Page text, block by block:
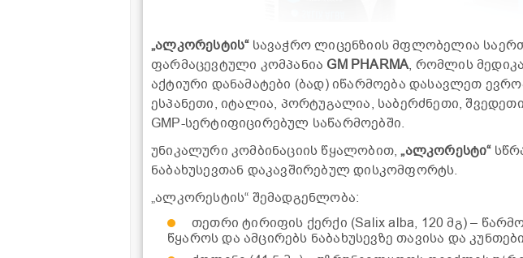
„ალკორესტის“სავაჭრო ლიცენზიის მფლობელია
ფარმაცევტული კომპანია GM PHARMA, რომლის
აქტიური დანამატები (ბად) იწარმოება დასავლეთ
ესპანეთი, იტალია, პორტუგალია, საბერძნეთი,
GMP-სერტიფიცირებულ საწარმოებში.
უნიკალური კომბინაციის წყალობით,„ალკორესტი“
ნაბახუსევთან დაკავშირებულ დისკომფორტს.
„ალკორესტის“ შემადგენლობა:
თეთრი ტირიფის ქერქი (Salix alba, 120 მგ) –
წყაროს და ამცირებს ნაბახუსევზე თავისა და